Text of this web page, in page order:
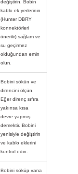
değiştirin. Bobin
kablo ek yerlerinin
(Hunter DBRY
konnektörleri
önerilir) sağlam ve
su geçirmez
olduğundan emin
olun.
Bobini sökün ve
direncini ölçün.
Eğer direnç sıfıra
yakınsa kısa
devre yapmış
demektir. Bobini
yenisiyle değiştirin
ve kablo eklerini
kontrol edin.
Bobini söküp vana